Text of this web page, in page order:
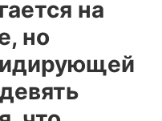
на
но